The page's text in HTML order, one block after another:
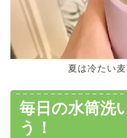
夏は冷たい
毎日の水筒洗
う！